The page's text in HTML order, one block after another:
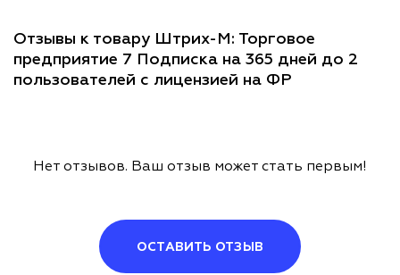
Отзывы к товару Штрих-М: Торговое
предприятие 7 Подписка на 365 дней до 2
пользователей с лицензией на ФР
Нет отзывов. Ваш отзыв может стать первым!
ОСТАВИТЬ ОТЗЫВ